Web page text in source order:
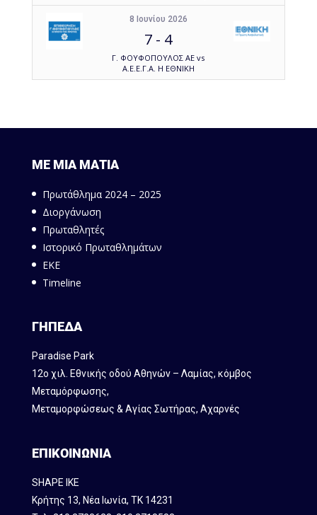
8 Ιουνίου 2026
7 - 4
Γ. ΦΟΥΦΟΠΟΥΛΟΣ ΑΕ vs
Α.Ε.Ε.Γ.Α. Η ΕΘΝΙΚΗ
ΜΕ ΜΙΑ ΜΑΤΙΑ
Πρωτάθλημα 2024 – 2025
Διοργάνωση
Πρωταθλητές
Ιστορικό Πρωταθλημάτων
ΕΚΕ
Timeline
ΓΗΠΕΔΑ
Paradise Park
12ο χιλ. Εθνικής οδού Αθηνών – Λαμίας, κόμβος
Mεταμόρφωσης,
Μεταμορφώσεως & Αγίας Σωτήρας, Αχαρνές
ΕΠΙΚΟΙΝΩΝΙΑ
SHAPE IKE
Κρήτης 13, Νέα Ιωνία, ΤΚ 14231